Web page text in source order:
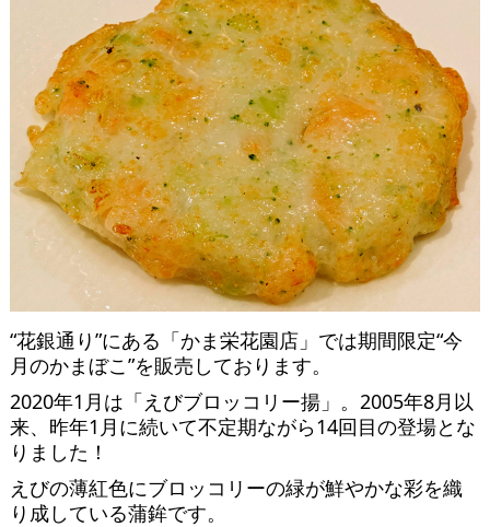
“花銀通り”にある「かま栄花園店」では期間限定“今
月のかまぼこ”を販売しております。
2020年1月は「えびブロッコリー揚」。2005年8月以
来、昨年1月に続いて不定期ながら14回目の登場とな
りました！
えびの薄紅色にブロッコリーの緑が鮮やかな彩を織
り成している蒲鉾です。